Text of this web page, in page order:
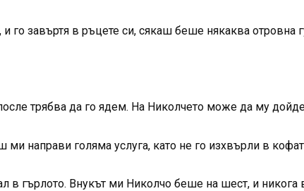
го завъртя в ръцете си, сякаш беше някаква отровна
трябва да го ядем. На Николчето може да му
направи голяма услуга, като не го изхвърли в
в гърлото. Внукът ми Николчо беше на шест, и